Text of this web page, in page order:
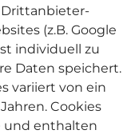
(z.B. Google
individuell zu
Daten speichert.
variiert von ein
Cookies
und enthalten